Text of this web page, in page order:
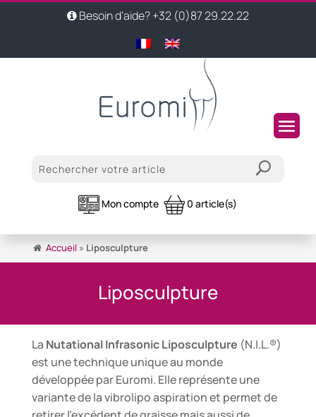
Besoin d’aide? +32 (0)87 29.22.22
Mon compte 0 article(s)
Accueil» Liposculpture
Liposculpture
La Nutational Infrasonic Liposculpture (N.I.L.®)
est une technique unique au monde
développée par Euromi. Elle représente une
variante de la vibrolipo aspiration et permet de